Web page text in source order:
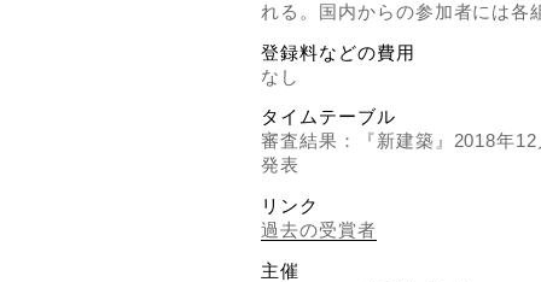
れる。国内からの参加者には各
登録料などの費用
なし
タイムテーブル
審査結果：『新建築』2018年
発表
リンク
過去の受賞者
主催